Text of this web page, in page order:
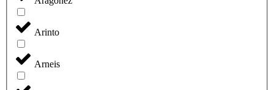
Arinto
Arneis